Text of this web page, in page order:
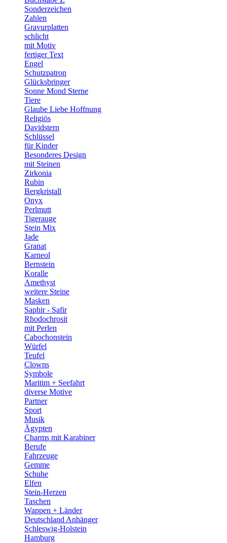
Sonderzeichen
Zahlen
Gravurplatten
schlicht
mit Motiv
fertiger Text
Engel
Schutzpatron
Glücksbringer
Sonne Mond Sterne
Tiere
Glaube Liebe Hoffnung
Religiös
Davidstern
Schlüssel
für Kinder
Besonderes Design
mit Steinen
Zirkonia
Rubin
Bergkristall
Onyx
Perlmutt
Tigerauge
Stein Mix
Jade
Granat
Karneol
Bernstein
Koralle
Amethyst
weitere Steine
Masken
Saphir - Safir
Rhodochrosit
mit Perlen
Cabochonstein
Würfel
Teufel
Clowns
Symbole
Maritim + Seefahrt
diverse Motive
Partner
Sport
Musik
Ägypten
Charms mit Karabiner
Berufe
Fahrzeuge
Gemme
Schuhe
Elfen
Stein-Herzen
Taschen
Wappen + Länder
Deutschland Anhänger
Schleswig-Holstein
Hamburg